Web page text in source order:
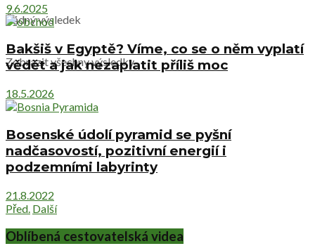
Žádný výsledek
Zobrazit všechny výsledky
9.6.2025
Bakšiš v Egyptě? Víme, co se o něm vyplatí
vědět a jak nezaplatit příliš moc
18.5.2026
Bosenské údolí pyramid se pyšní
nadčasovostí, pozitivní energií i
podzemními labyrinty
21.8.2022
Před. Další
Oblíbená cestovatelská videa